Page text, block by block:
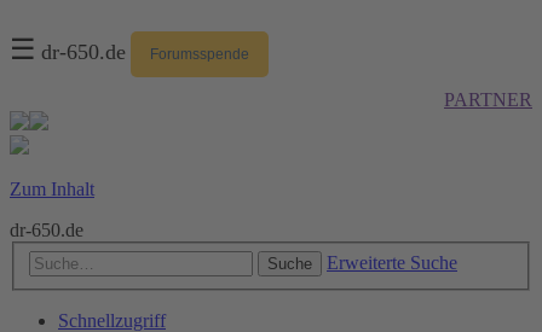
☰ dr-650.de Forumsspende
PARTNER
Zum Inhalt
dr-650.de
Suche Erweiterte Suche
Schnellzugriff